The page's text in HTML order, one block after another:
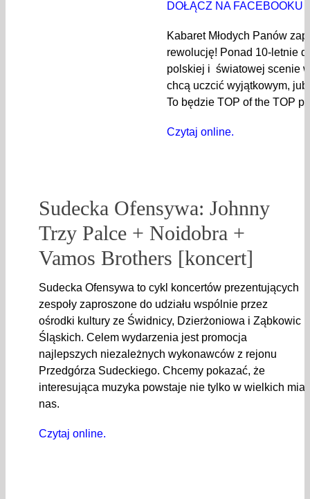
DOŁĄCZ NA FACEBOOKU
Kabaret Młodych Panów
rewolucję! Ponad 10-letnie
polskiej i światowej scenie
chcą uczcić wyjątkowym,
To będzie TOP of the TOP
Czytaj online.
Sudecka Ofensywa: Johnny
Trzy Palce + Noidobra +
Vamos Brothers [koncert]
Sudecka Ofensywa to cykl koncertów prezentujących
zespoły zaproszone do udziału wspólnie przez
ośrodki kultury ze Świdnicy, Dzierżoniowa i Ząbkowic
Śląskich. Celem wydarzenia jest promocja
najlepszych niezależnych wykonawców z rejonu
Przedgórza Sudeckiego. Chcemy pokazać, że
interesująca muzyka powstaje nie tylko w wielkich
nas.
Czytaj online.